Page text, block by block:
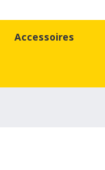
Accessoires